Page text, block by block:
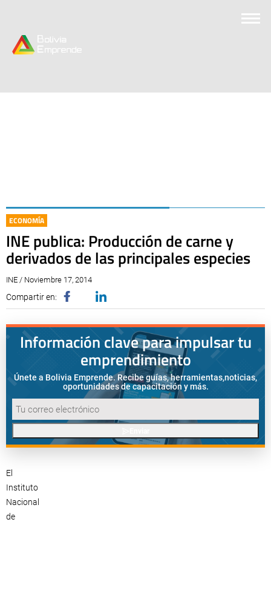
ECONOMÍA
INE publica: Producción de carne y
derivados de las principales especies
INE / Noviembre 17, 2014
Compartir en:
Información clave para impulsar tu
emprendimiento
Únete a Bolivia Emprende. Recibe guías, herramientas,noticias,
oportunidades de capacitación y más.
El
Instituto
Nacional
de